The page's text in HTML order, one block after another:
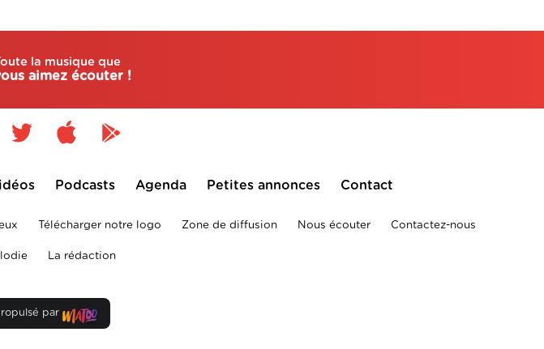
la musique que
aimez écouter !
Podcasts Agenda Petites annonces Contact
Télécharger notre logo Zone de diffusion Nous écouter Contactez-nous
La rédaction
par